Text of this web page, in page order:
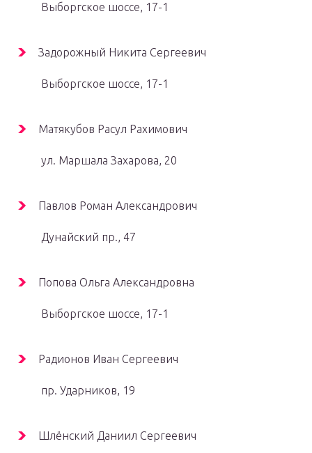
Выборгское шоссе, 17-1
Задорожный Никита Сергеевич
Выборгское шоссе, 17-1
Матякубов Расул Рахимович
ул. Маршала Захарова, 20
Павлов Роман Александрович
Дунайский пр., 47
Попова Ольга Александровна
Выборгское шоссе, 17-1
Радионов Иван Сергеевич
пр. Ударников, 19
Шлёнский Даниил Сергеевич